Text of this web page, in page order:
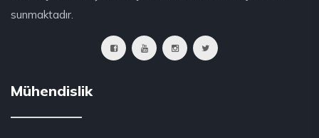
sunmaktadır.
Mühendislik